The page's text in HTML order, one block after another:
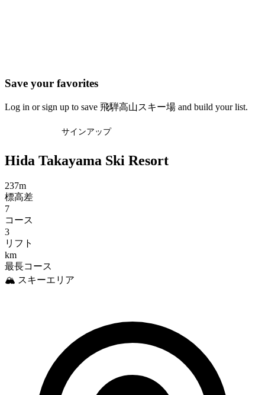
Save your favorites
Log in or sign up to save 飛騨高山スキー場 and build your list.
サインアップ
Hida Takayama Ski Resort
237m
標高差
7
コース
3
リフト
km
最長コース
🏔️ スキーエリア